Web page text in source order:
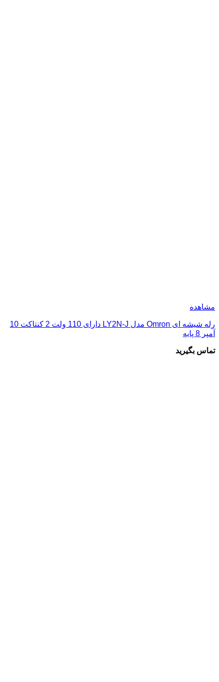
مشاهده
رله شیشه ای Omron مدل LY2N-J دارای 110 ولت 2 کنتاکت 10
آمپر 8 پایه
تماس بگیرید